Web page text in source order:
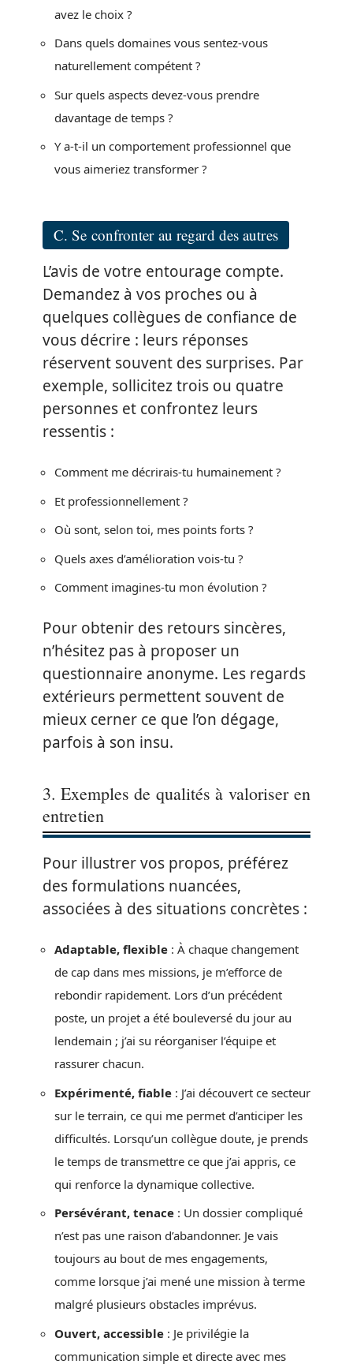
avez le choix ?
Dans quels domaines vous sentez-vous
naturellement compétent ?
Sur quels aspects devez-vous prendre
davantage de temps ?
Y a-t-il un comportement professionnel que
vous aimeriez transformer ?
C. Se confronter au regard des autres
L’avis de votre entourage compte.
Demandez à vos proches ou à
quelques collègues de confiance de
vous décrire : leurs réponses
réservent souvent des surprises. Par
exemple, sollicitez trois ou quatre
personnes et confrontez leurs
ressentis :
Comment me décrirais-tu humainement ?
Et professionnellement ?
Où sont, selon toi, mes points forts ?
Quels axes d’amélioration vois-tu ?
Comment imagines-tu mon évolution ?
Pour obtenir des retours sincères,
n’hésitez pas à proposer un
questionnaire anonyme. Les regards
extérieurs permettent souvent de
mieux cerner ce que l’on dégage,
parfois à son insu.
3. Exemples de qualités à valoriser en
entretien
Pour illustrer vos propos, préférez
des formulations nuancées,
associées à des situations concrètes :
Adaptable, flexible : À chaque changement
de cap dans mes missions, je m’efforce de
rebondir rapidement. Lors d’un précédent
poste, un projet a été bouleversé du jour au
lendemain ; j’ai su réorganiser l’équipe et
rassurer chacun.
Expérimenté, fiable : J’ai découvert ce secteur
sur le terrain, ce qui me permet d’anticiper les
difficultés. Lorsqu’un collègue doute, je prends
le temps de transmettre ce que j’ai appris, ce
qui renforce la dynamique collective.
Persévérant, tenace : Un dossier compliqué
n’est pas une raison d’abandonner. Je vais
toujours au bout de mes engagements,
comme lorsque j’ai mené une mission à terme
malgré plusieurs obstacles imprévus.
Ouvert, accessible : Je privilégie la
communication simple et directe avec mes